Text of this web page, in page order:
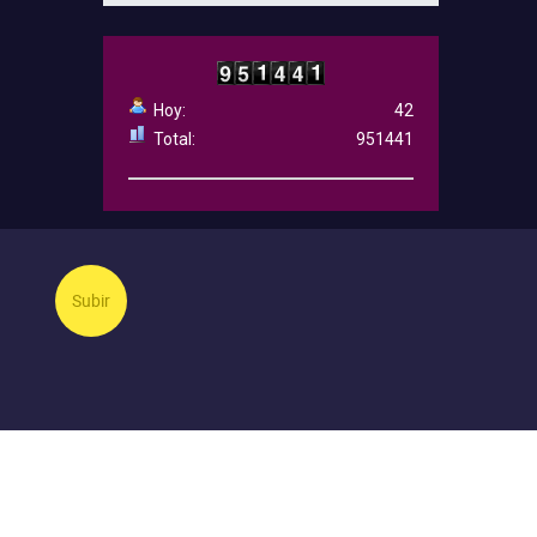
Hoy:
Total:
42
951441
Subir